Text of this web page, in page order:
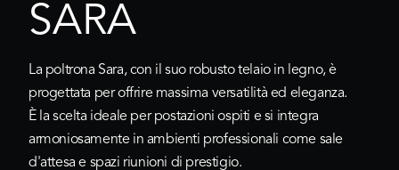
SARA
La poltrona Sara, con il suo robusto telaio in legno, è
progettata per offrire massima versatilità ed eleganza.
È la scelta ideale per postazioni ospiti e si integra
armoniosamente in ambienti professionali come sale
d'attesa e spazi riunioni di prestigio.